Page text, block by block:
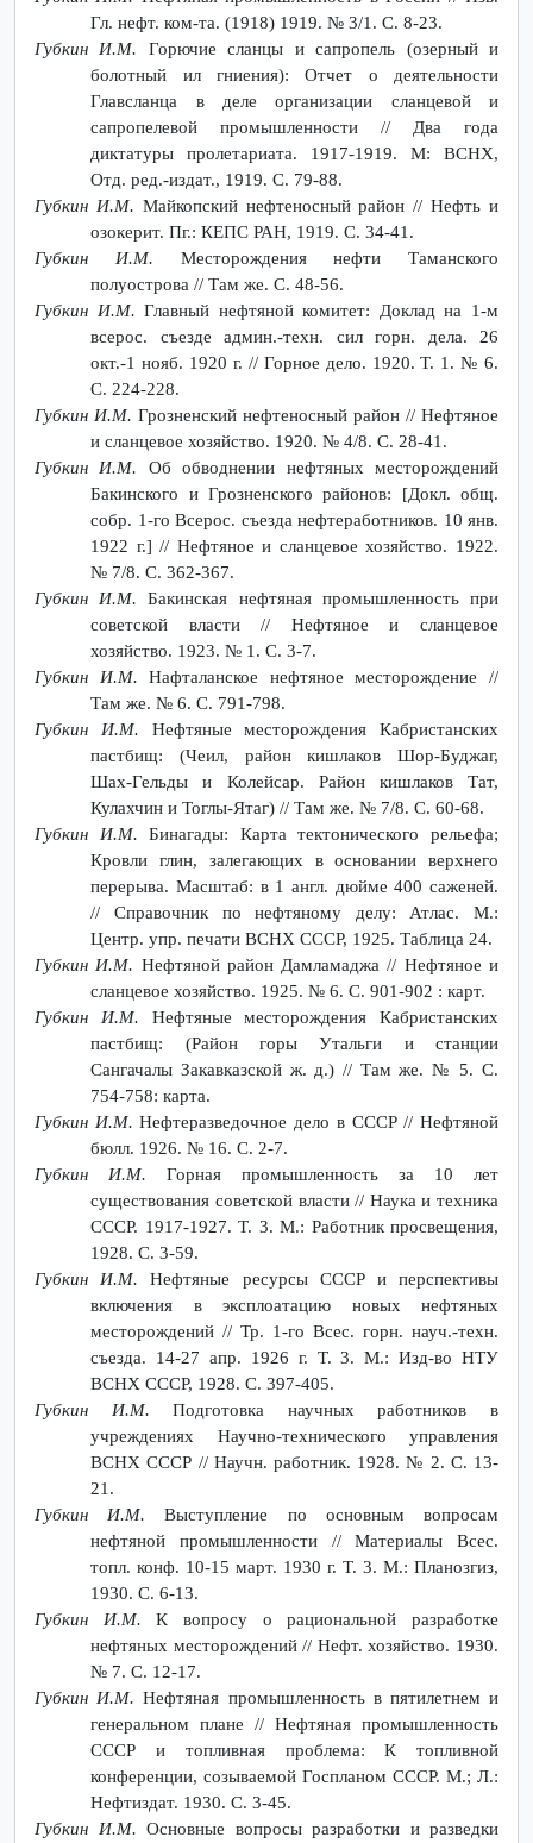
Гл. нефт. ком-та. (1918) 1919. № 3/1. С. 8-23.
Губкин И.М. Горючие сланцы и сапропель (озерный и
болотный ил гниения): Отчет о деятельности
Главсланца в деле организации сланцевой и
сапропелевой промышленности // Два года
диктатуры пролетариата. 1917-1919. М: ВСНХ,
Отд. ред.-издат., 1919. С. 79-88.
Губкин И.М. Майкопский нефтеносный район // Нефть и
озокерит. Пг.: КЕПС РАН, 1919. С. 34-41.
Губкин И.М. Месторождения нефти Таманского
полуострова // Там же. С. 48-56.
Губкин И.М.Главный нефтяной комитет: Доклад на 1-м
всерос. съезде админ.-техн. сил горн. дела. 26
окт.-1 нояб. 1920 г. // Горное дело. 1920. Т. 1. № 6.
С. 224-228.
Губкин И.М. Грозненский нефтеносный район // Нефтяное
и сланцевое хозяйство. 1920. № 4/8. С. 28-41.
Губкин И.М. Об обводнении нефтяных месторождений
Бакинского и Грозненского районов: [Докл. общ.
собр. 1-го Всерос. съезда нефтеработников. 10 янв.
1922 г.] // Нефтяное и сланцевое хозяйство. 1922.
№ 7/8. С. 362-367.
Губкин И.М.Бакинская нефтяная промышленность при
советской власти // Нефтяное и сланцевое
хозяйство. 1923. № 1. С. 3-7.
Губкин И.М.Нафталанское нефтяное месторождение //
Там же. № 6. С. 791-798.
Губкин И.М. Нефтяные месторождения Кабристанских
пастбищ: (Чеил, район кишлаков Шор-Буджаг,
Шах-Гельды и Колейсар. Район кишлаков Тат,
Кулахчин и Тоглы-Ятаг) // Там же. № 7/8. С. 60-68.
Губкин И.М.Бинагады: Карта тектонического рельефа;
Кровли глин, залегающих в основании верхнего
перерыва. Масштаб: в 1 англ. дюйме 400 саженей.
// Справочник по нефтяному делу: Атлас. М.:
Центр. упр. печати ВСНХ СССР, 1925. Таблица 24.
Губкин И.М. Нефтяной район Дамламаджа // Нефтяное и
сланцевое хозяйство. 1925. № 6. С. 901-902 : карт.
Губкин И.М. Нефтяные месторождения Кабристанских
пастбищ: (Район горы Утальги и станции
Сангачалы Закавказской ж. д.) // Там же. № 5. С.
754-758: карта.
Губкин И.М.Нефтеразведочное дело в СССР // Нефтяной
бюлл. 1926. № 16. С. 2-7.
Губкин И.М. Горная промышленность за 10 лет
существования советской власти // Наука и техника
СССР. 1917-1927. Т. 3. M.: Работник просвещения,
1928. С. 3-59.
Губкин И.М.Нефтяные ресурсы СССР и перспективы
включения в эксплоатацию новых нефтяных
месторождений // Тр. 1-го Всес. горн. науч.-техн.
съезда. 14-27 апр. 1926 г. Т. 3. М.: Изд-во НТУ
ВСНХ СССР, 1928. С. 397-405.
Губкин И.М.Подготовка научных работников в
учреждениях Научно-технического управления
ВСНХ СССР // Научн. работник. 1928. № 2. С. 13-
21.
Губкин И.М.Выступление по основным вопросам
нефтяной промышленности // Материалы Всес.
топл. конф. 10-15 март. 1930 г. Т. 3. М.: Планозгиз,
1930. С. 6-13.
Губкин И.М.К вопросу о рациональной разработке
нефтяных месторождений // Нефт. хозяйство. 1930.
№ 7. С. 12-17.
Губкин И.М.Нефтяная промышленность в пятилетнем и
генеральном плане // Нефтяная промышленность
СССР и топливная проблема: К топливной
конференции, созываемой Госпланом СССР. М.; Л.:
Нефтиздат. 1930. С. 3-45.
Губкин И.М. Основные вопросы разработки и разведки